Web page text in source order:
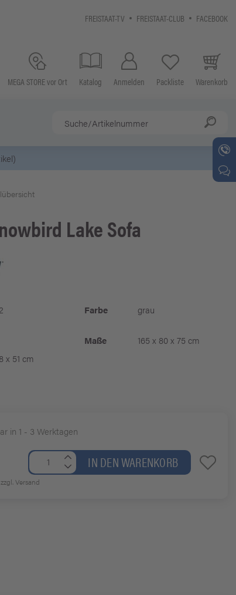
FREISTAAT-TV FREISTAAT-CLUB FACEBOOK
MEGA STORE vor Ort Katalog Anmelden Packliste Warenkorb
Lake Sofa
Farbe grau
Maße
165 x 80 x 75 cm
x 51 cm
in 1 - 3 Werktagen
IN DEN WARENKORB
zzgl. Versand